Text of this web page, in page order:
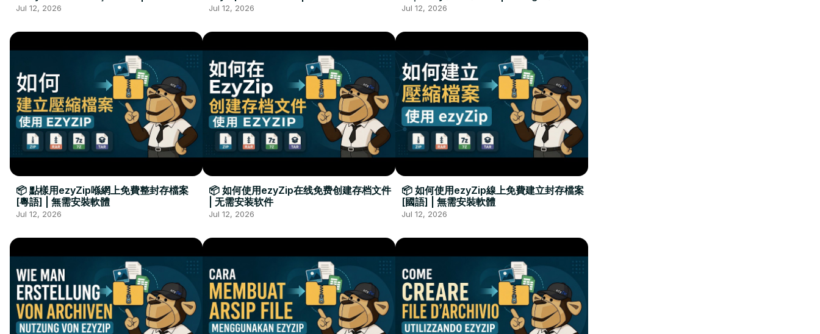
Kurulumu Gerekmez
Jul 12, 2026
Installation Required
Jul 12, 2026
Đặt Phần Mềm
Jul 12, 2026
📦 點樣用ezyZip喺網上免費整封存檔案
[粵語] | 無需安裝軟體
Jul 12, 2026
📦 如何使用ezyZip在线免费创建存档文件
| 无需安装软件
Jul 12, 2026
📦 如何使用ezyZip線上免費建立封存檔案
[國語] | 無需安裝軟體
Jul 12, 2026